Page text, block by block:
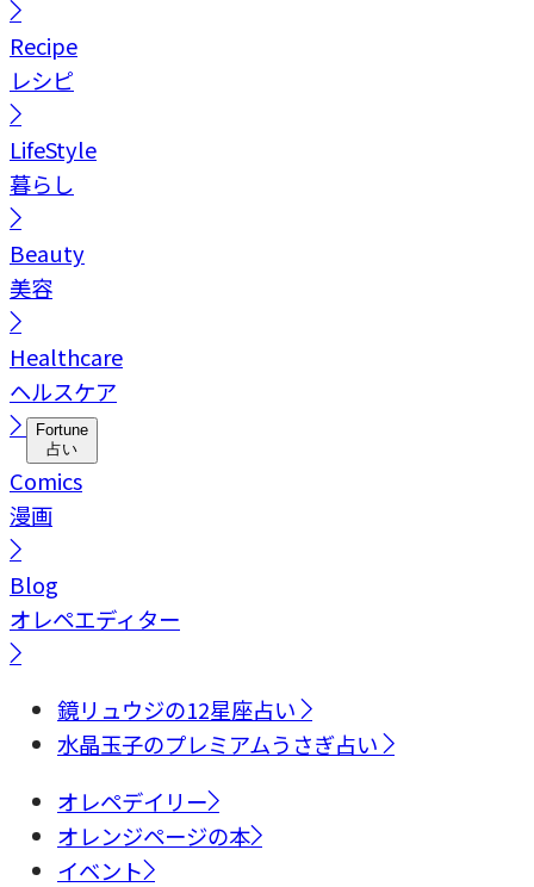
Recipe
レシピ
LifeStyle
暮らし
Beauty
美容
Healthcare
ヘルスケア
Fortune
占い
Comics
漫画
Blog
オレペエディター
鏡リュウジの12星座占い
水晶玉子のプレミアムうさぎ占い
オレペデイリー
オレンジページの本
イベント